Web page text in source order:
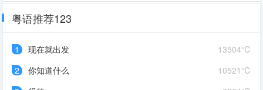
粤语推荐123
13504℃
1
现在就出发
10521℃
2
你知道什么